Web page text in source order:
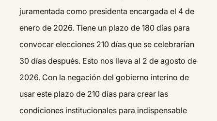
juramentada como presidenta encargada el 4 de
enero de 2026. Tiene un plazo de 180 días para
convocar elecciones 210 días que se celebrarían
30 días después. Esto nos lleva al 2 de agosto de
2026. Con la negación del gobierno interino de
usar este plazo de 210 días para crear las
condiciones institucionales para indispensable